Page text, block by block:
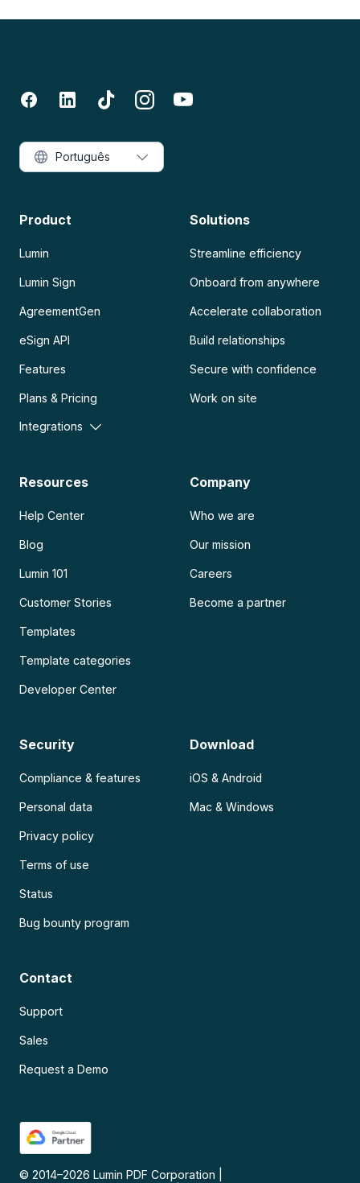
Product
Lumin
Lumin Sign
AgreementGen
eSign API
Features
Plans & Pricing
Integrations
Solutions
Streamline efficiency
Onboard from anywhere
Accelerate collaboration
Build relationships
Secure with confidence
Work on site
Resources
Help Center
Blog
Lumin 101
Customer Stories
Templates
Template categories
Developer Center
Company
Who we are
Our mission
Careers
Become a partner
Security
Compliance & features
Personal data
Privacy policy
Terms of use
Status
Bug bounty program
Download
iOS & Android
Mac & Windows
Contact
Support
Sales
Request a Demo
© 2014–2026 Lumin PDF Corporation
Português